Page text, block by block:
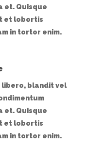
et. Quisque
et lobortis
in tortor enim.
libero, blandit vel
et. Quisque
et lobortis
in tortor enim.